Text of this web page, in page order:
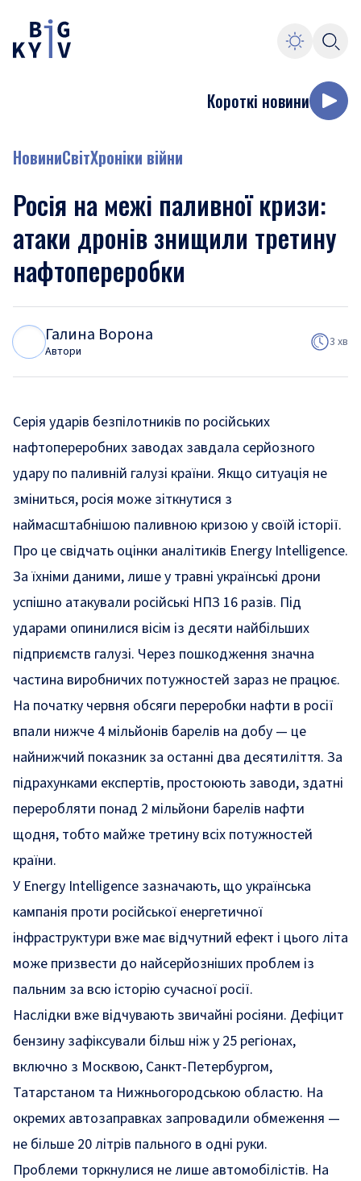
Короткі новини
НовиниСвітХроніки війни
Росія на межі паливної кризи:
атаки дронів знищили третину
нафтопереробки
Галина Ворона
Автори
3 хв
Серія ударів безпілотників по російських
нафтопереробних заводах завдала серйозного
удару по паливній галузі країни. Якщо ситуація не
зміниться, росія може зіткнутися з
наймасштабнішою паливною кризою у своїй історії.
Про це свідчать оцінки аналітиків Energy Intelligence.
За їхніми даними, лише у травні українські дрони
успішно атакували російські НПЗ 16 разів. Під
ударами опинилися вісім із десяти найбільших
підприємств галузі. Через пошкодження значна
частина виробничих потужностей зараз не працює.
На початку червня обсяги переробки нафти в росії
впали нижче 4 мільйонів барелів на добу — це
найнижчий показник за останні два десятиліття. За
підрахунками експертів, простоюють заводи, здатні
переробляти понад 2 мільйони барелів нафти
щодня, тобто майже третину всіх потужностей
країни.
У Energy Intelligence зазначають, що українська
кампанія проти російської енергетичної
інфраструктури вже має відчутний ефект і цього літа
може призвести до найсерйозніших проблем із
пальним за всю історію сучасної росії.
Наслідки вже відчувають звичайні росіяни. Дефіцит
бензину зафіксували більш ніж у 25 регіонах,
включно з Москвою, Санкт-Петербургом,
Татарстаном та Нижньогородською областю. На
окремих автозаправках запровадили обмеження —
не більше 20 літрів пального в одні руки.
Проблеми торкнулися не лише автомобілістів. На